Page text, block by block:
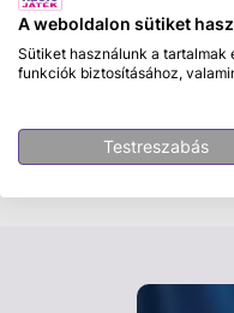
Leírás
Betűs
medál is
belőlük.
ajánlott
A weboldalon sütiket
Sütiket használunk a tartalmak
funkciók biztosításához,
Testreszabás